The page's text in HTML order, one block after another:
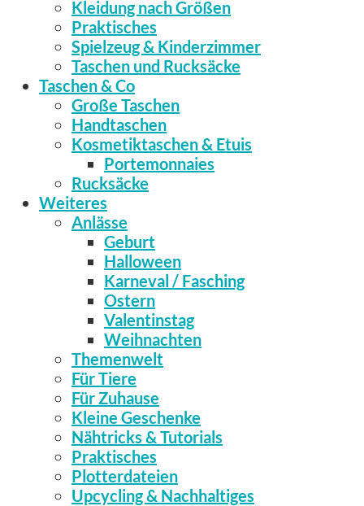
Kleidung nach Größen
Praktisches
Spielzeug & Kinderzimmer
Taschen und Rucksäcke
Taschen & Co
Große Taschen
Handtaschen
Kosmetiktaschen & Etuis
Portemonnaies
Rucksäcke
Weiteres
Anlässe
Geburt
Halloween
Karneval / Fasching
Ostern
Valentinstag
Weihnachten
Themenwelt
Für Tiere
Für Zuhause
Kleine Geschenke
Nähtricks & Tutorials
Praktisches
Plotterdateien
Upcycling & Nachhaltiges